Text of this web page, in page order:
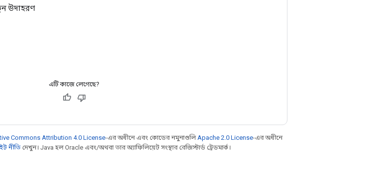
উদাহরণ
এটি কাজে লেগেছে?
Commons Attribution 4.0 License-এর অধীনে এবং কোডের নমুনাগুলি Apache 2.0 License-এর অধীনে
নীতি দেখুন। Java হল Oracle এবং/অথবা তার অ্যাফিলিয়েট সংস্থার রেজিস্টার্ড ট্রেডমার্ক।